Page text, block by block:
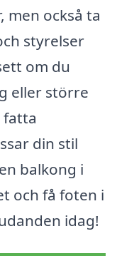
men också ta
styrelser
om du
eller större
fatta
din stil
balkong i
och få foten i
idag!